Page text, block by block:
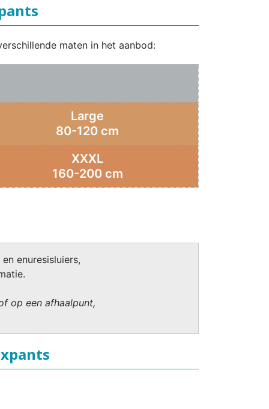
maten in het aanbod:
Large
80-120 cm
XXXL
160-200 cm
enuresisluiers,
op een afhaalpunt,